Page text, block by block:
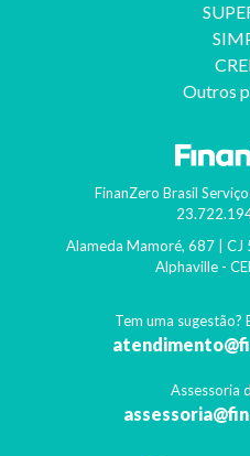
Outros
FinanZero Brasil
Alameda Mamoré, 687 | CJ
Alphaville-
Tem uma sugestão?
Assessoria